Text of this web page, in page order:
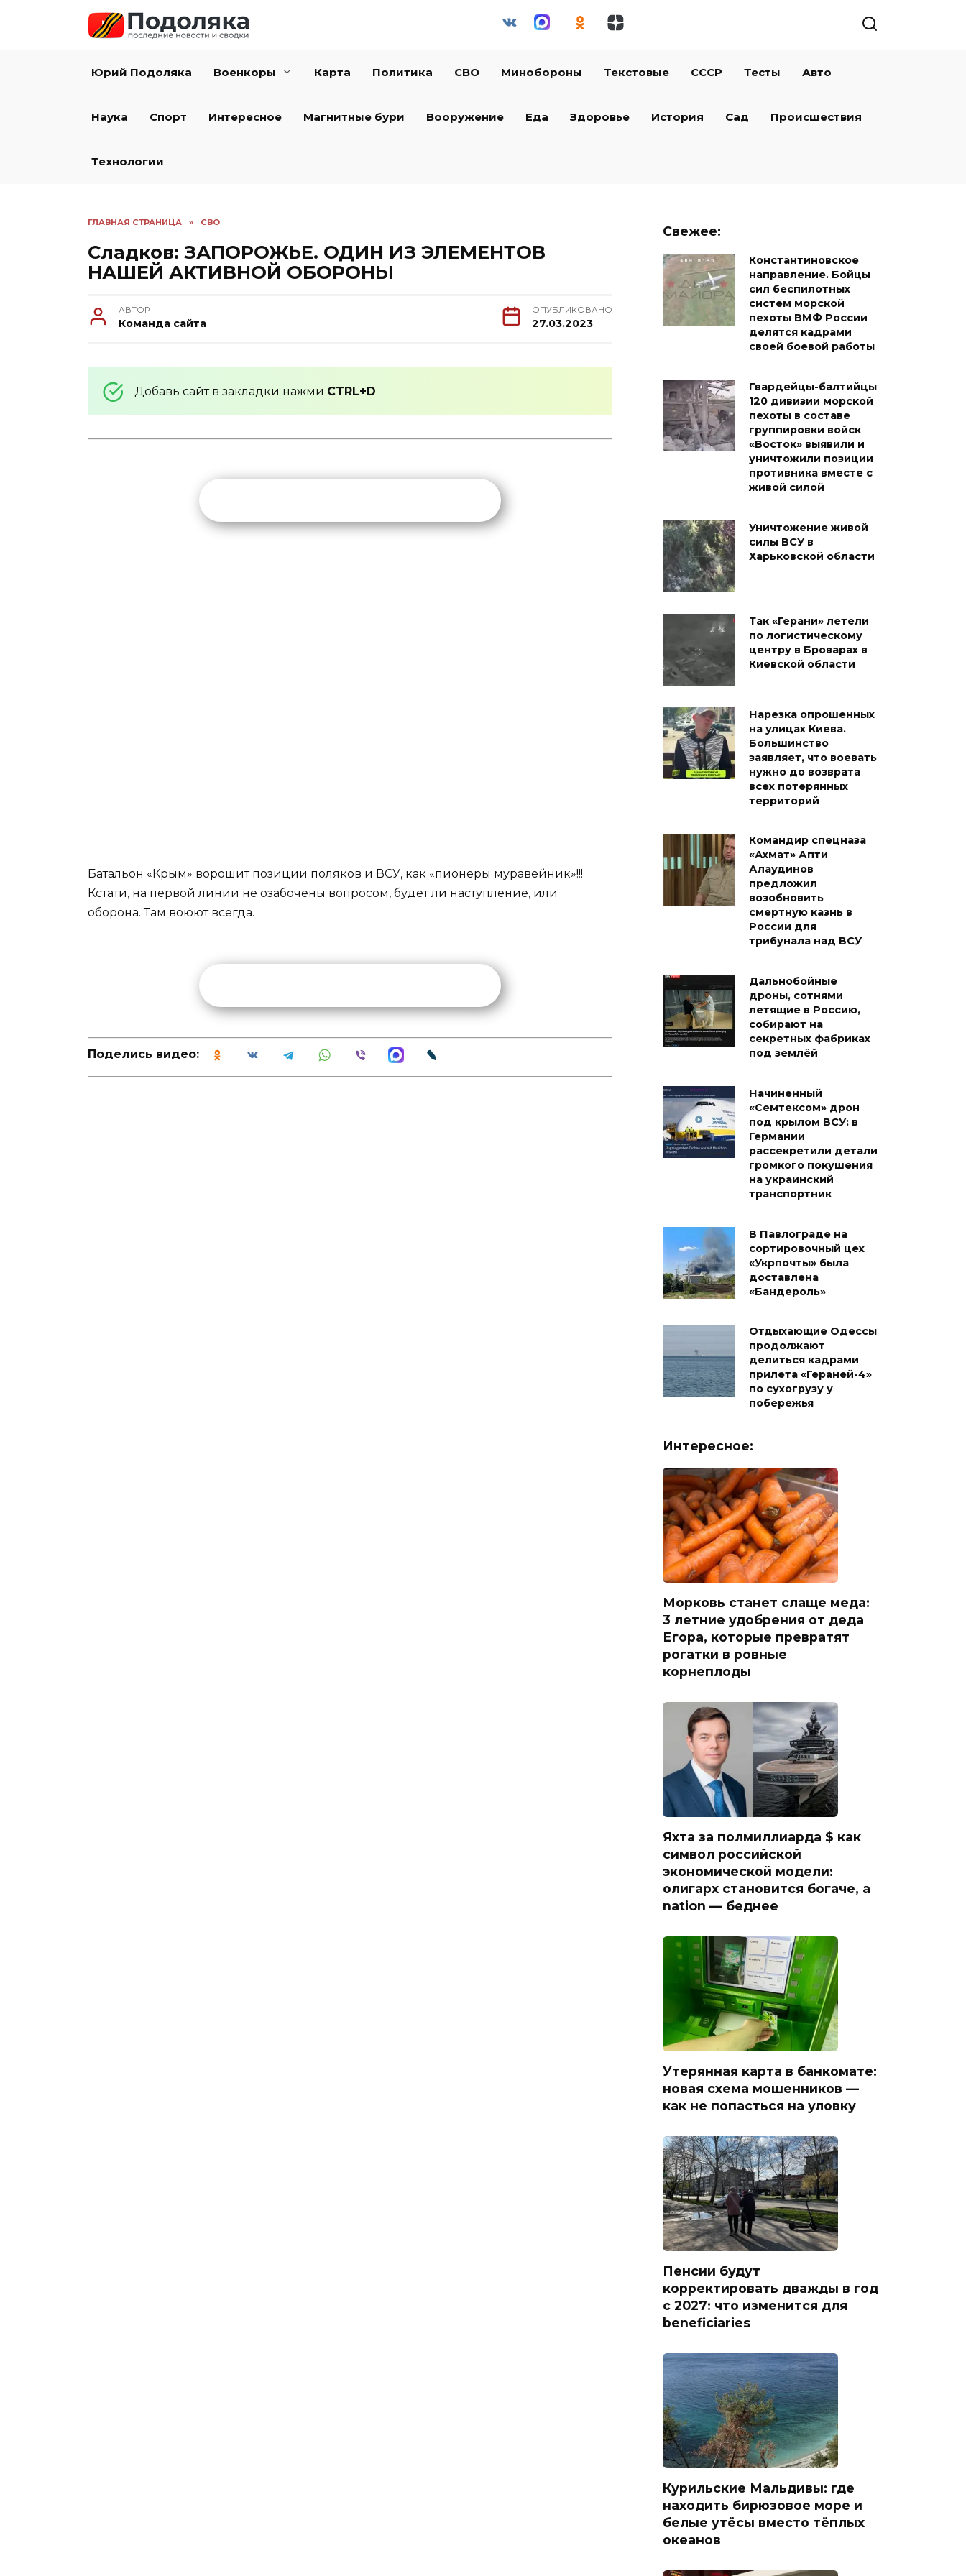
Юрий Подоляка Военкоры Карта Политика СВО Минобороны Текстовые СССР Тесты Авто
Наука Спорт Интересное Магнитные бури Вооружение Еда Здоровье История Сад Происшествия
Технологии
ГЛАВНАЯ СТРАНИЦА » СВО
Сладков: ЗАПОРОЖЬЕ. ОДИН ИЗ ЭЛЕМЕНТОВ
НАШЕЙ АКТИВНОЙ ОБОРОНЫ
АВТОР
Команда сайта
ОПУБЛИКОВАНО
27.03.2023
Добавь сайт в закладки нажми CTRL+D
Батальон «Крым» ворошит позиции поляков и ВСУ, как «пионеры муравейник»!!!
Кстати, на первой линии не озабочены вопросом, будет ли наступление, или
оборона. Там воюют всегда.
Поделись видео:
Свежее:
Константиновское
направление. Бойцы
сил беспилотных
систем морской
пехоты ВМФ России
делятся кадрами
своей боевой работы
Гвардейцы-балтийцы
120 дивизии морской
пехоты в составе
группировки войск
«Восток» выявили и
уничтожили позиции
противника вместе с
живой силой
Уничтожение живой
силы ВСУ в
Харьковской области
Так «Герани» летели
по логистическому
центру в Броварах в
Киевской области
Нарезка опрошенных
на улицах Киева.
Большинство
заявляет, что воевать
нужно до возврата
всех потерянных
территорий
Командир спецназа
«Ахмат» Апти
Алаудинов
предложил
возобновить
смертную казнь в
России для
трибунала над ВСУ
Дальнобойные
дроны, сотнями
летящие в Россию,
собирают на
секретных фабриках
под землёй
Начиненный
«Семтексом» дрон
под крылом ВСУ: в
Германии
рассекретили детали
громкого покушения
на украинский
транспортник
В Павлограде на
сортировочный цех
«Укрпочты» была
доставлена
«Бандероль»
Отдыхающие Одессы
продолжают
делиться кадрами
прилета «Гераней-4»
по сухогрузу у
побережья
Интересное:
Морковь станет слаще меда:
3 летние удобрения от деда
Егора, которые превратят
рогатки в ровные
корнеплоды
Яхта за полмиллиарда $ как
символ российской
экономической модели:
олигарх становится богаче, а
nation — беднее
Утерянная карта в банкомате:
новая схема мошенников —
как не попасться на уловку
Пенсии будут
корректировать дважды в год
с 2027: что изменится для
beneficiaries
Курильские Мальдивы: где
находить бирюзовое море и
белые утёсы вместо тёплых
океанов